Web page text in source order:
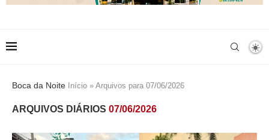
Boca da Noite Início » Arquivos para 07/06/2026
ARQUIVOS DIÁRIOS 07/06/2026